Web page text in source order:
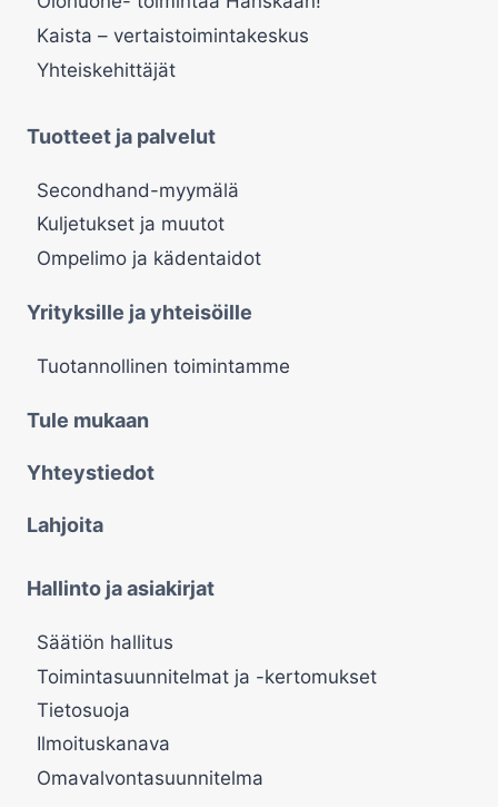
Kaista – vertaistoimintakeskus
Yhteiskehittäjät
Tuotteet ja palvelut
Secondhand-myymälä
Kuljetukset ja muutot
Ompelimo ja kädentaidot
Yrityksille ja yhteisöille
Tuotannollinen toimintamme
Tule mukaan
Yhteystiedot
Lahjoita
Hallinto ja asiakirjat
Säätiön hallitus
Toimintasuunnitelmat ja -kertomukset
Tietosuoja
Ilmoituskanava
Omavalvontasuunnitelma